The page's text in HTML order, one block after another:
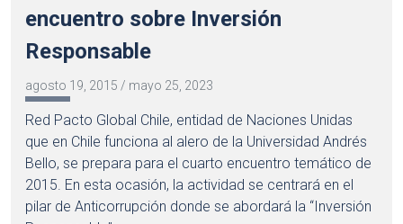
encuentro sobre Inversión
Responsable
agosto 19, 2015 / mayo 25, 2023
Red Pacto Global Chile, entidad de Naciones Unidas
que en Chile funciona al alero de la Universidad Andrés
Bello, se prepara para el cuarto encuentro temático de
2015. En esta ocasión, la actividad se centrará en el
pilar de Anticorrupción donde se abordará la “Inversión